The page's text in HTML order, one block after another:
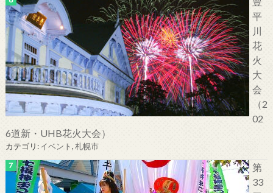
平
川
花
火
大
会
（2
02
6道新・UHB花火大会）
カテゴリ:イベント,札幌市
第
33